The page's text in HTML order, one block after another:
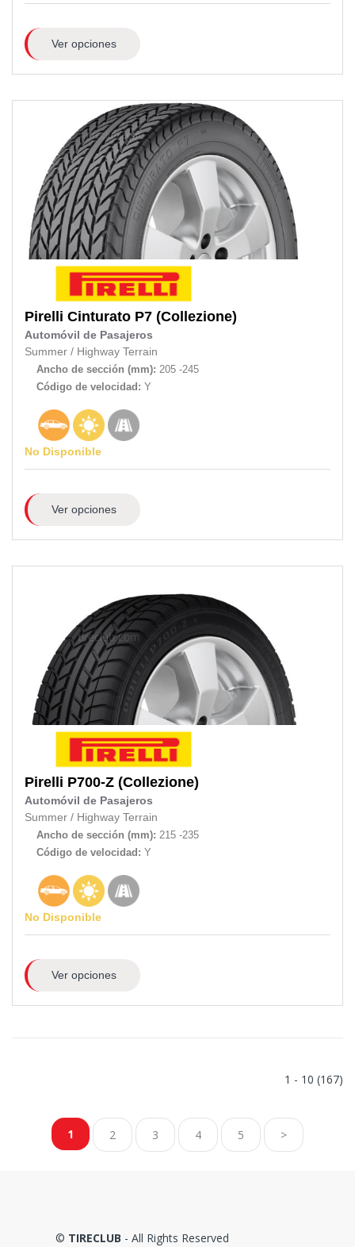
Ver opciones
Pirelli Cinturato P7 (Collezione)
Automóvil de Pasajeros
Summer / Highway Terrain
Ancho de sección (mm): 205 -245
Código de velocidad: Y
No Disponible
Ver opciones
Pirelli P700-Z (Collezione)
Automóvil de Pasajeros
Summer / Highway Terrain
Ancho de sección (mm): 215 -235
Código de velocidad: Y
No Disponible
Ver opciones
1 - 10 (167)
1 2 3 4 5 >
© TIRECLUB - All Rights Reserved